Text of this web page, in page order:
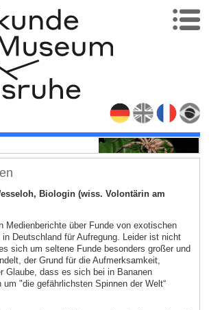
Biologin (wiss. Volontärin am
Medienberichte über Funde von exotischen
Deutschland für Aufregung. Leider ist nicht
sich um seltene Funde besonders großer und
der Grund für die Aufmerksamkeit,
Glaube, dass es sich bei in Bananen
um "die gefährlichsten Spinnen der Welt“